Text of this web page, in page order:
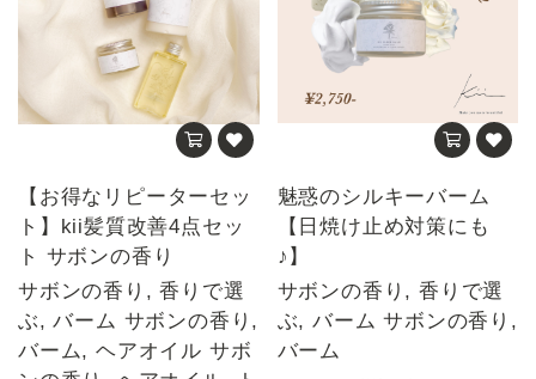
【お得なリピーターセッ
ト】kii髪質改善4点セッ
ト サボンの香り
サボンの香り, 香りで選
ぶ, バーム サボンの香り,
バーム, ヘアオイル サボ
魅惑のシルキーバーム
【日焼け止め対策にも
♪】
サボンの香り, 香りで選
ぶ, バーム サボンの香り,
バーム